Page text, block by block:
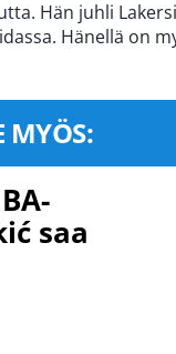
Hän juhli
Hänellä on
MYÖS:
saa